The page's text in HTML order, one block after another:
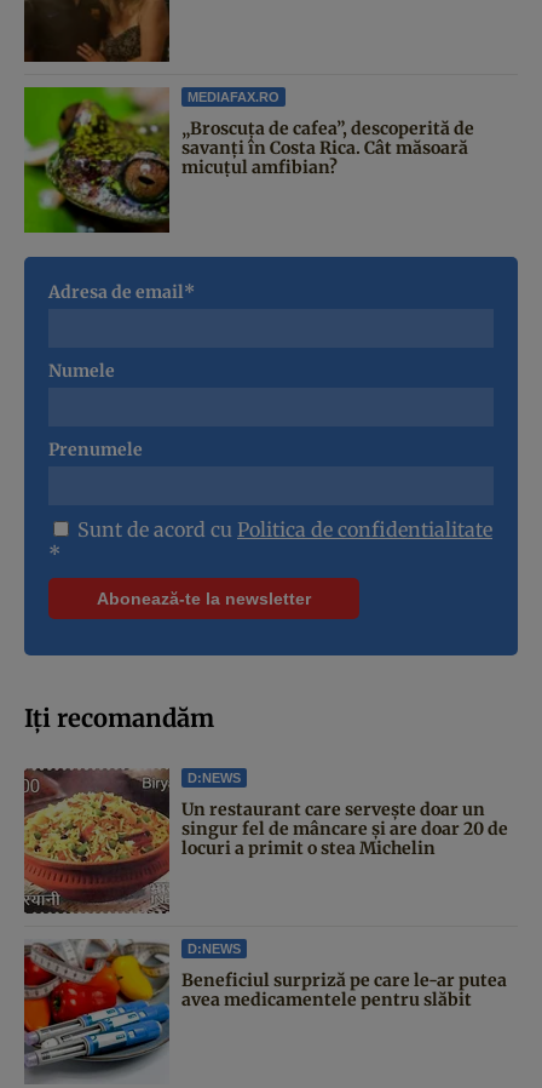
MEDIAFAX.RO
„Broscuța de cafea”, descoperită de
savanți în Costa Rica. Cât măsoară
micuțul amfibian?
Adresa de email*
Numele
Prenumele
Sunt de acord cu Politica de confidentialitate
*
Iți recomandăm
D:NEWS
Un restaurant care servește doar un
singur fel de mâncare și are doar 20 de
locuri a primit o stea Michelin
D:NEWS
Beneficiul surpriză pe care le-ar putea
avea medicamentele pentru slăbit